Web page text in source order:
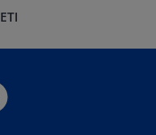
ETI